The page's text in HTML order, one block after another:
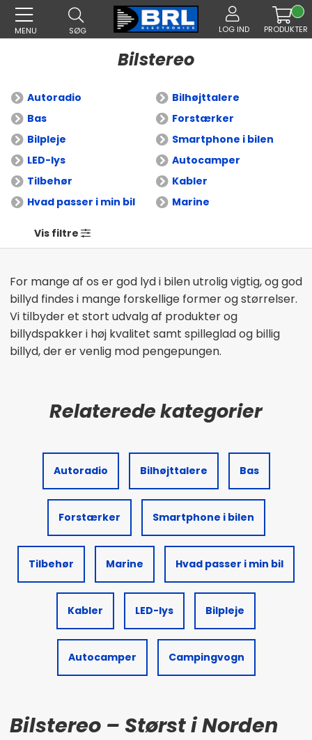
MENU SØG LOG IND PRODUKTER
Bilstereo
Autoradio
Bilhøjttalere
Bas
Forstærker
Bilpleje
Smartphone i bilen
LED-lys
Autocamper
Tilbehør
Kabler
Hvad passer i min bil
Marine
For mange af os er god lyd i bilen utrolig vigtig, og god
billyd findes i mange forskellige former og størrelser.
Vi tilbyder et stort udvalg af produkter og
billydspakker i høj kvalitet samt spilleglad og billig
billyd, der er venlig mod pengepungen.
Vis filtre
Autoradio Bilhøjttalere Bas
Forstærker Smartphone i bilen
Tilbehør Marine Hvad passer i min bil
Kabler LED-lys Bilpleje
Autocamper Campingvogn
Bilstereo – Størst i Norden